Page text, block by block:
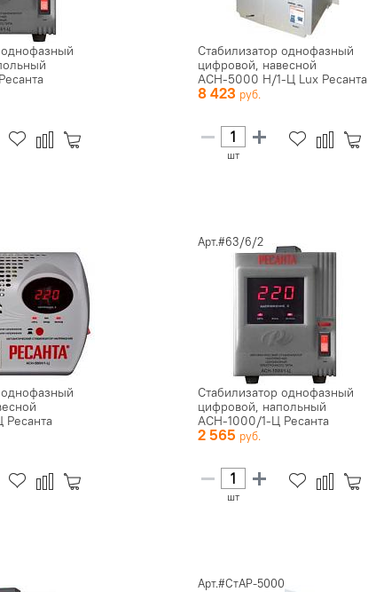
однофазный
Стабилизатор однофазный
цифровой, навесной
АСН-5000 Н/1-Ц Lux Ресанта
8 423
шт
однофазный
Арт.#63/6/2
Стабилизатор однофазный
цифровой, напольный
АСН-1000/1-Ц Ресанта
2 565
шт
Арт.#СтАР-5000